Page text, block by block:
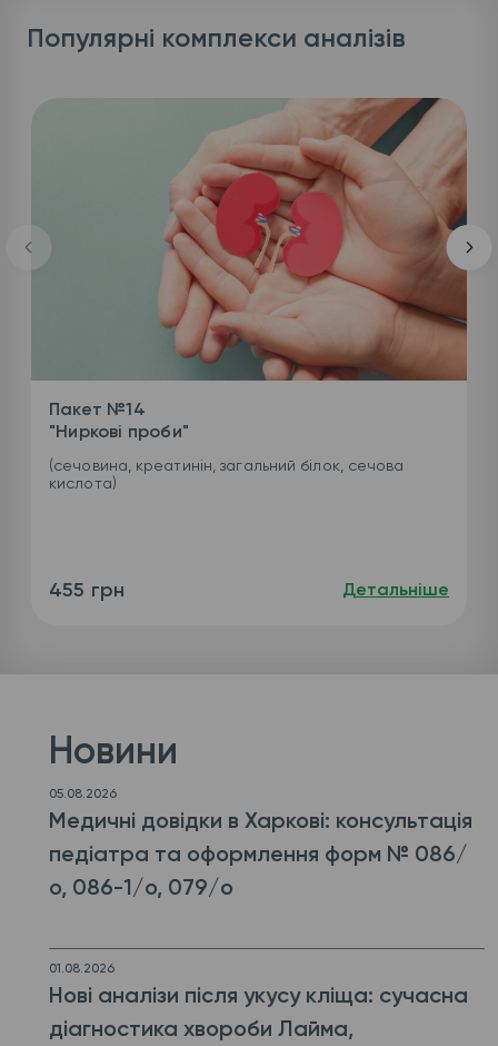
Популярні комплекси аналізів
Пакет №14
"Ниркові проби"
(сечовина, креатинін, загальний білок, сечова
кислота)
455 грн Детальніше
Новини
05.08.2026
Медичні довідки в Харкові: консультація
педіатра та оформлення форм № 086/
о, 086-1/о, 079/о
01.08.2026
Нові аналізи після укусу кліща: сучасна
діагностика хвороби Лайма,